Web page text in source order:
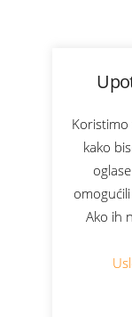
Koristimo
kako
Ako ih
👋 Zdravo,
Bonus
Prijava